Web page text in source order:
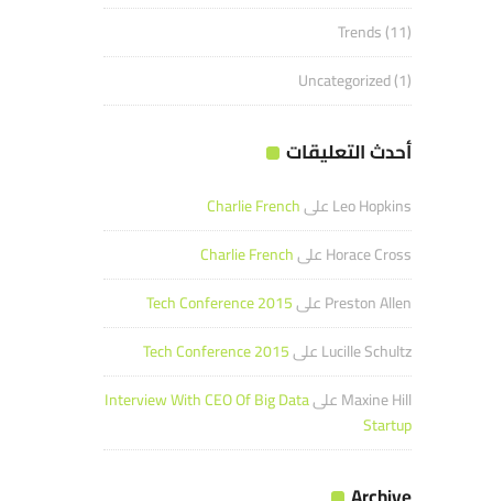
Trends(11)
Uncategorized(1)
أحدث التعليقات
Leo HopkinsعلىCharlie French
Horace CrossعلىCharlie French
Preston AllenعلىTech Conference 2015
Lucille SchultzعلىTech Conference 2015
Maxine HillعلىInterview With CEO Of Big Data
Startup